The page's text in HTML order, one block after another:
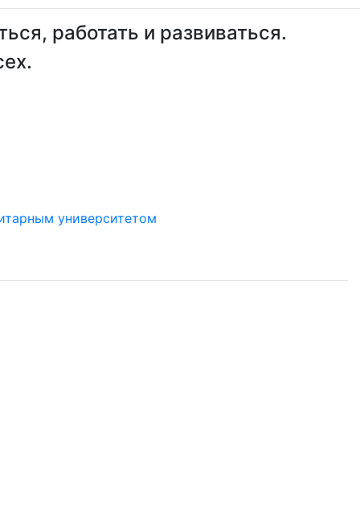
работать и развиваться.
университетом